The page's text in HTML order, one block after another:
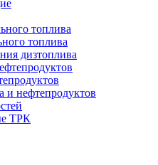
топлива
топлива
дизтоплива
и нефтепродуктов
ТРК